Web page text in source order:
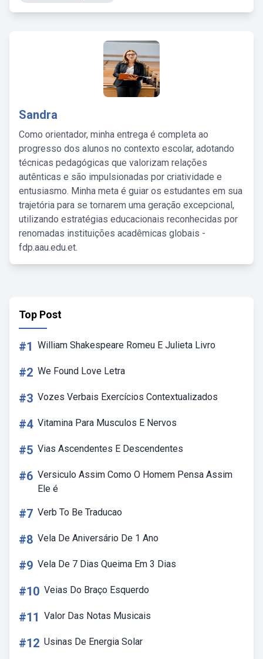
Sandra
Como orientador, minha entrega é completa ao
progresso dos alunos no contexto escolar, adotando
técnicas pedagógicas que valorizam relações
autênticas e são impulsionadas por criatividade e
entusiasmo. Minha meta é guiar os estudantes em sua
trajetória para se tornarem uma geração excepcional,
utilizando estratégias educacionais reconhecidas por
renomadas instituições acadêmicas globais -
fdp.aau.edu.et.
Top Post
#1 William Shakespeare Romeu E Julieta Livro
#2 We Found Love Letra
#3 Vozes Verbais Exercícios Contextualizados
#4 Vitamina Para Musculos E Nervos
#5 Vias Ascendentes E Descendentes
#6 Versiculo Assim Como O Homem Pensa Assim
Ele é
#7 Verb To Be Traducao
#8 Vela De Aniversário De 1 Ano
#9 Vela De 7 Dias Queima Em 3 Dias
#10 Veias Do Braço Esquerdo
#11 Valor Das Notas Musicais
#12 Usinas De Energia Solar